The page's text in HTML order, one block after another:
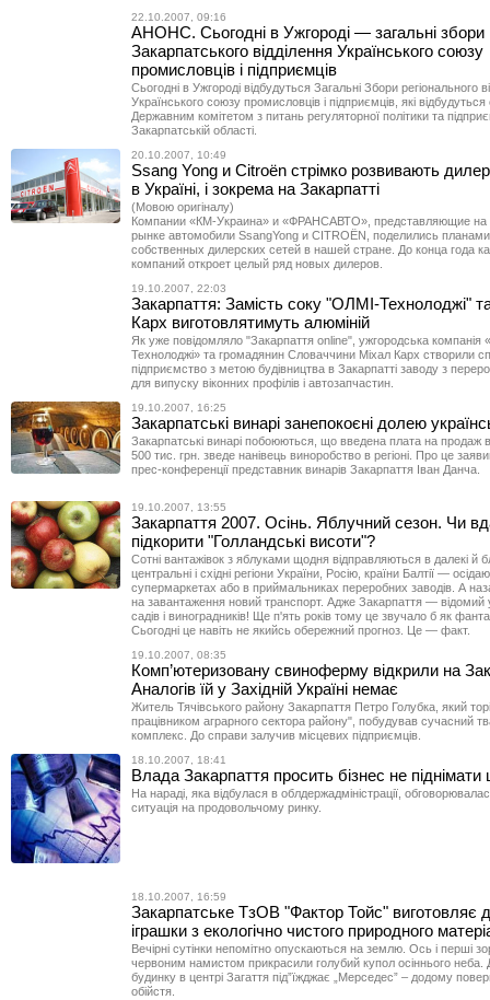
22.10.2007, 09:16
АНОНС. Сьогодні в Ужгороді — загальні збори
Закарпатського відділення Українського союзу
промисловців і підприємців
Сьогодні в Ужгороді відбудуться Загальні Збори регіонального
Українського союзу промисловців і підприємців, які відбудуться
Державним комітетом з питань регуляторної політики та
Закарпатській області.
20.10.2007, 10:49
Ssang Yong и Citroёn стрімко розвивають
в Україні, і зокрема на Закарпатті
(Мовою оригіналу)
Компании «КМ-Украина» и «ФРАНСАВТО», представляющие на
рынке автомобили SsangYong и CITROЁN, поделились
собственных дилерских сетей в нашей стране. До конца года
компаний откроет целый ряд новых дилеров.
19.10.2007, 22:03
Закарпаття: Замість соку "ОЛМІ-Технолоджі"
Карх виготовлятимуть алюміній
Як уже повідомляло "Закарпаття online", ужгородська компанія
Технолоджі» та громадянин Словаччини Міхал Карх створили
підприємство з метою будівництва в Закарпатті заводу з
для випуску віконних профілів і автозапчастин.
19.10.2007, 16:25
Закарпатські винарі занепокоєні долею
Закарпатські винарі побоюються, що введена плата на продаж
500 тис. грн. зведе нанівець виноробство в регіоні. Про це
прес-конференції представник винарів Закарпаття Іван Данча.
19.10.2007, 13:55
Закарпаття 2007. Осінь. Яблучний сезон. Чи
підкорити "Голландські висоти"?
Сотні вантажівок з яблуками щодня відправляються в далекі й
центральні і східні регіони України, Росію, країни Балтії —
супермаркетах або в приймальниках переробних заводів. А
на завантаження новий транспорт. Адже Закарпаття — відомий
садів і виноградників! Ще п'ять років тому це звучало б як
Сьогодні це навіть не якийсь обережний прогноз. Це — факт.
19.10.2007, 08:35
Комп’ютеризовану свиноферму відкрили на
Аналогів їй у Західній Україні немає
Житель Тячівського району Закарпаття Петро Голубка, який
працівником аграрного сектора району", побудував сучасний
комплекс. До справи залучив місцевих підприємців.
18.10.2007, 18:41
Влада Закарпаття просить бізнес не піднімати
На нараді, яка відбулася в облдержадміністрації,
ситуація на продовольчому ринку.
18.10.2007, 16:59
Закарпатське ТзОВ "Фактор Тойс" виготовляє
іграшки з екологічно чистого природного
Вечірні сутінки непомітно опускаються на землю. Ось і перші
червоним намистом прикрасили голубий купол осіннього неба.
будинку в центрі Загаття під”їжджає „Мерседес” – додому
обійстя.